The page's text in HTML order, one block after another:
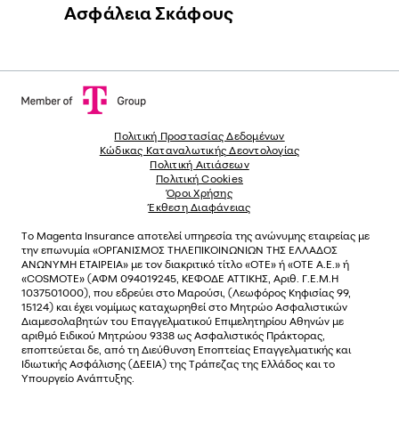
Ασφάλεια Σκάφους
Πολιτική Προστασίας Δεδομένων
Κώδικας Καταναλωτικής Δεοντολογίας
Πολιτική Αιτιάσεων
Πολιτική Cookies
Όροι Χρήσης
Έκθεση Διαφάνειας
Το Magenta Insurance αποτελεί υπηρεσία της ανώνυµης εταιρείας µε
την επωνυµία «ΟΡΓΑΝΙΣΜΟΣ ΤΗΛΕΠΙΚΟΙΝΩΝΙΩΝ ΤΗΣ ΕΛΛΑΔΟΣ
ΑΝΩΝΥΜΗ ΕΤΑΙΡΕΙΑ» µε τον διακριτικό τίτλο «OTE» ή «ΟΤΕ Α.Ε.» ή
«COSMOTE» (ΑΦΜ 094019245, ΚΕΦΟΔΕ ΑΤΤΙΚΗΣ, Αριθ. Γ.Ε.Μ.Η
1037501000), που εδρεύει στο Μαρούσι, (Λεωφόρος Κηφισίας 99,
15124) και έχει νοµίµως καταχωρηθεί στο Μητρώο Ασφαλιστικών
Διαµεσολαβητών του Επαγγελµατικού Επιµελητηρίου Αθηνών µε
αριθµό Ειδικού Μητρώου 9338 ως Ασφαλιστικός Πράκτορας,
εποπτεύεται δε, από τη Διεύθυνση Εποπτείας Επαγγελματικής και
Ιδιωτικής Ασφάλισης (ΔΕΕΙΑ) της Τράπεζας της Ελλάδος και το
Υπουργείο Ανάπτυξης.